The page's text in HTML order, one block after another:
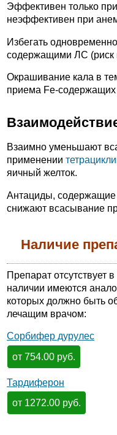
Эффективен только
неэффективен при
Избегать
содержащими ЛС (риск
Окрашивание кала в
приема Fe-содержащих
Взаимно уменьшают
применении
яичный желток.
Антациды, содержащие
снижают всасывание
Наличие
Препарат отсутствует
наличии имеются
которых должно быть
лечащим врачом:
Сорбифер дурулес
от 754.00 руб.
Тардиферон
от 1272.00 руб.